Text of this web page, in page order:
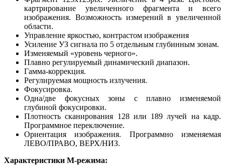
картрирование увеличенного фрагмента и всего
изображения. Возможность измерений в увеличенной
области.
Управление яркостью, контрастом изображения
Усиление УЗ сигнала по 5 отдельным глубинным зонам.
Изменяемый «уровень черного».
Плавно регулируемый динамический диапазон.
Гамма-коррекция.
Регулируемая мощность излучения.
Фокусировка.
Одна/две фокусных зоны с плавно изменяемой
глубиной фокусировки.
Плотность сканирования 128 или 189 лучей на кадр.
Программное переключение.
Ориентация изображения. Программно изменяемая
ЛЕВО/ПРАВО, ВЕРХ/НИЗ.
Характеристики М-режима: